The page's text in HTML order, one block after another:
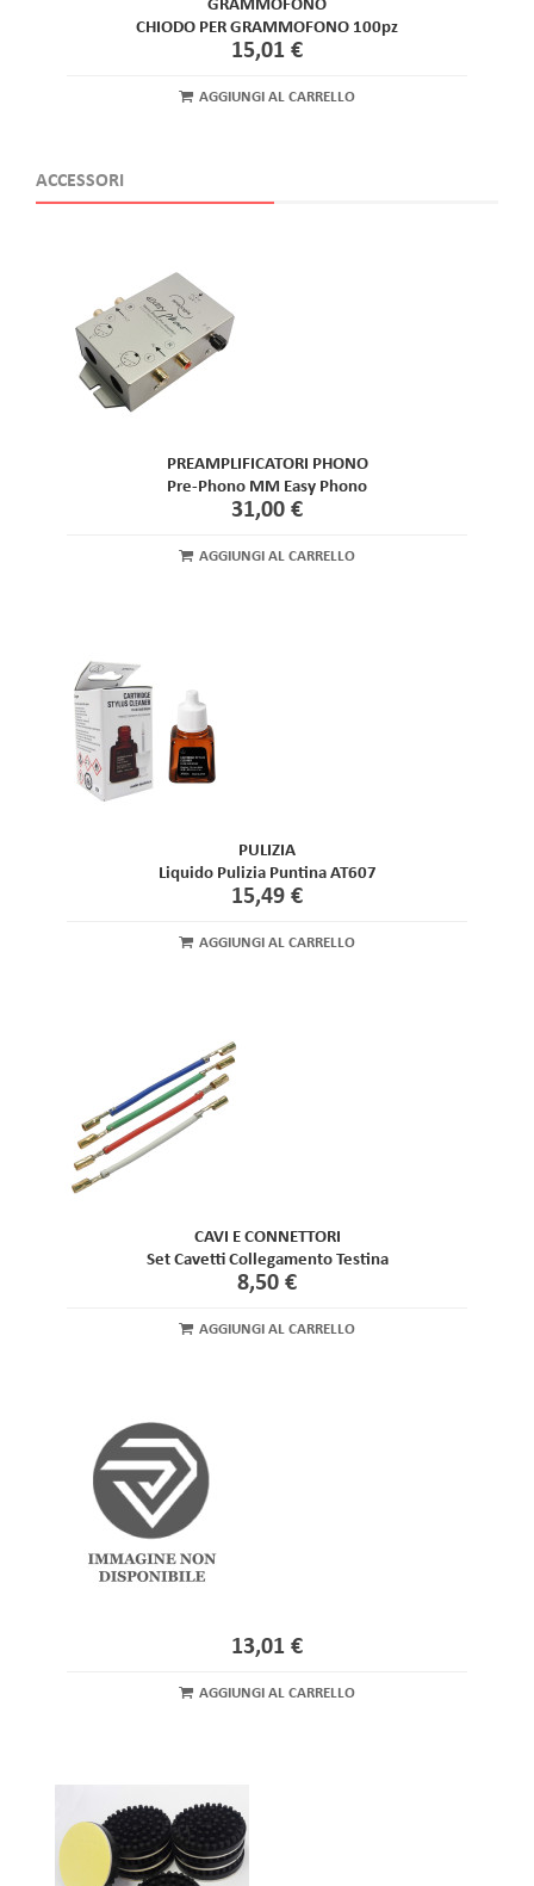
GRAMMOFONO
CHIODO PER GRAMMOFONO 100pz
15,01 €
AGGIUNGI AL CARRELLO
ACCESSORI
PREAMPLIFICATORI PHONO
Pre-Phono MM Easy Phono
31,00 €
AGGIUNGI AL CARRELLO
PULIZIA
Liquido Pulizia Puntina AT607
15,49 €
AGGIUNGI AL CARRELLO
CAVI E CONNETTORI
Set Cavetti Collegamento Testina
8,50 €
AGGIUNGI AL CARRELLO
13,01 €
AGGIUNGI AL CARRELLO